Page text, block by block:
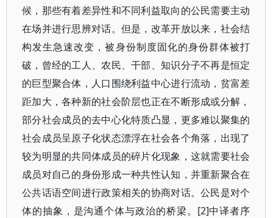
候，那些有着差异性和不同利益取向的公民需要主动
在场并进行思辨对话。但是，改革开放以来，社会结
构发生急速改变，被身份制度固化的身份群体被打
破，曾经的工人、农民、干部、知识分子不再是恒定
的巨型聚合体，人口围绕利益中心进行流动，贫富差
距加大，各种新的社会阶层也正在不断形成或分解，
部分社会成员的去中心化特质凸显，更多难以聚集的
社会成员呈原子化状态漂浮在社会各个角落，出现了
较为明显的共同体成员的碎片化现象，这就需要社会
成员对自己的身份形成一种共性认知，并重新聚合在
公共话语空间进行政策相关的协商对话。公民是对个
体的抽象，是沟通个体与政治的桥梁。[2]中译者序